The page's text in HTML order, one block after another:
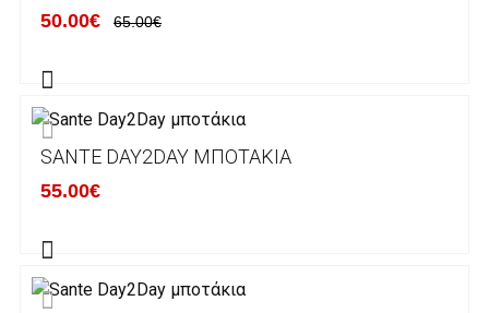
ΕΛΛΑΔΑ
μεταφορικών 2€ για αγορές κάτω των 50€
Τα προϊόντα που παραγγέλνει ο χρήστης μέσω
του ηλεκτρονικού καταστήματος lablanca.gr
50.00€ 65.00€
SANTE DAY2DAY ΜΠΟΤΆΚΙΑ
55.00€